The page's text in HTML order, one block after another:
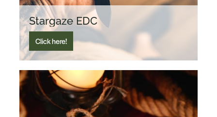
Stargaze EDC
Click here!